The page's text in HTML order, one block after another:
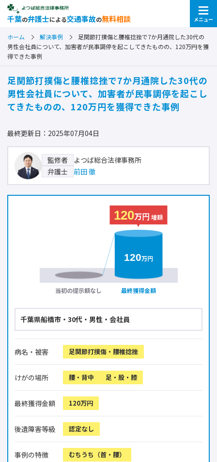
千葉の弁護士による交通事故の無料相談 メニュー
ホーム 解決事例
足関節打撲傷と腰椎捻挫で7か月通院した30代の
男性会社員について、加害者が民事調停を起こしてきたものの、120万円を獲
得できた事例
足関節打撲傷と腰椎捻挫で7か月通院した30代の
男性会社員について、加害者が民事調停を起こし
てきたものの、120万円を獲得できた事例
最終更新日：2025年07月04日
監修者
よつば総合法律事務所
弁護士
前田 徹
当初の提示額なし 最終獲得金額
120万円
120万円 増額
千葉県船橋市・30代・男性・会社員
病名・被害 足関節打撲傷・腰椎捻挫
けがの場所 腰・背中 足・股・膝
最終獲得金額 120万円
後遺障害等級 認定なし
事例の特徴 むちうち（首・腰）